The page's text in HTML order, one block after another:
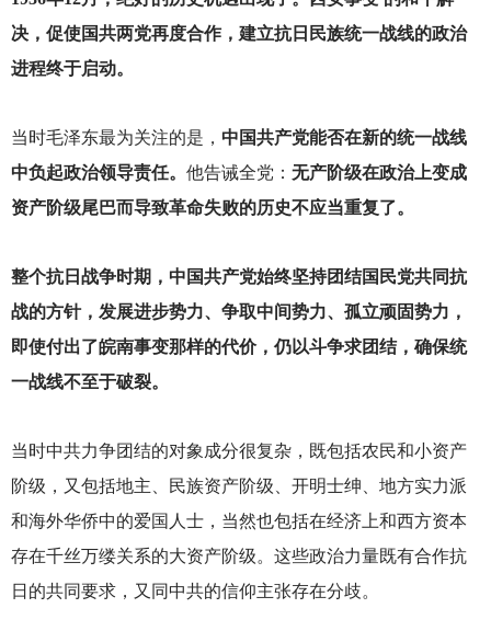
决，促使国共两党再度合作，建立抗日民族统一战线的政治
进程终于启动。
当时毛泽东最为关注的是， 中国共产党能否在新的统一战线
中负起政治领导责任。 他告诫全党： 无产阶级在政治上变成
资产阶级尾巴而导致革命失败的历史不应当重复了。
整个抗日战争时期，中国共产党始终坚持团结国民党共同抗
战的方针，发展进步势力、争取中间势力、孤立顽固势力，
即使付出了皖南事变那样的代价，仍以斗争求团结，确保统
一战线不至于破裂。
当时中共力争团结的对象成分很复杂，既包括农民和小资产
阶级，又包括地主、民族资产阶级、开明士绅、地方实力派
和海外华侨中的爱国人士，当然也包括在经济上和西方资本
存在千丝万缕关系的大资产阶级。这些政治力量既有合作抗
日的共同要求，又同中共的信仰主张存在分歧。